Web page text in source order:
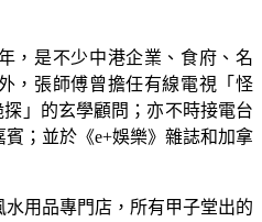
，是不少中港企業、食府、名
，張師傅曾擔任有線電視「怪
」的玄學顧問；亦不時接電台
；並於《e+娛樂》雜誌和加拿
用品專門店，所有甲子堂出的